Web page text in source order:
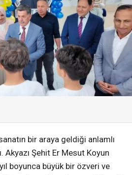
bir araya geldiği anlamlı
Akyazı Şehit Er Mesut Koyun
boyunca büyük bir özveri ve